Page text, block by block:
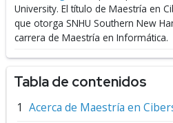
University. El título de Maestría en
que otorga SNHU Southern New
carrera de Maestría en Informática.
Tabla de contenidos
Acerca de Maestría en